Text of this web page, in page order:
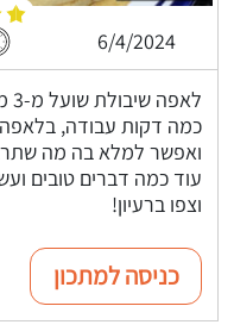
6/4/2024
ואפשר למלא בה מה
עוד כמה דברים טובים
וצפו ברעיון!
כניסה למתכון